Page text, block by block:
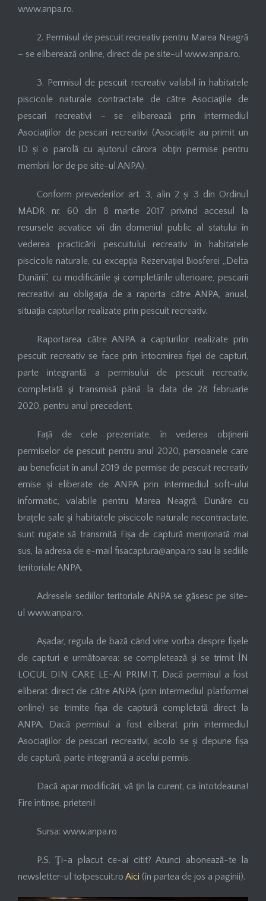
www.anpa.ro.
2. Permisul de pescuit recreativ pentru Marea Neagră
– se eliberează online, direct de pe site-ul www.anpa.ro.
3. Permisul de pescuit recreativ valabil în habitatele
piscicole naturale contractate de către Asociaţiile de
pescari recreativi – se eliberează prin intermediul
Asociaţiilor de pescari recreativi (Asociaţiile au primit un
ID și o parolă cu ajutorul cărora obţin permise pentru
membrii lor de pe site-ul ANPA).
Conform prevederilor art. 3, alin 2 și 3 din Ordinul
MADR nr. 60 din 8 martie 2017 privind accesul la
resursele acvatice vii din domeniul public al statului în
vederea practicării pescuitului recreativ în habitatele
piscicole naturale, cu excepţia Rezervaţiei Biosferei „Delta
Dunării“, cu modificările și completările ulterioare, pescarii
recreativi au obligaţia de a raporta către ANPA, anual,
situaţia capturilor realizate prin pescuit recreativ.
Raportarea către ANPA a capturilor realizate prin
pescuit recreativ se face prin întocmirea fişei de capturi,
parte integrantă a permisului de pescuit recreativ,
completată şi transmisă până la data de 28 februarie
2020, pentru anul precedent.
Față de cele prezentate, în vederea obținerii
permiselor de pescuit pentru anul 2020, persoanele care
au beneficiat în anul 2019 de permise de pescuit recreativ
emise și eliberate de ANPA prin intermediul soft-ului
informatic, valabile pentru Marea Neagră, Dunăre cu
brațele sale și habitatele piscicole naturale necontractate,
sunt rugate să transmită Fișa de captură menționată mai
sus, la adresa de e-mail fisacaptura@anpa.ro sau la sediile
teritoriale ANPA.
Adresele sediilor teritoriale ANPA se găsesc pe site-
ul www.anpa.ro.
Așadar, regula de bază când vine vorba despre fișele
de capturi e următoarea: se completează și se trimit ÎN
LOCUL DIN CARE LE-AI PRIMIT. Dacă permisul a fost
eliberat direct de către ANPA (prin intermediul platformei
online) se trimite fișa de captură completată direct la
ANPA. Dacă permisul a fost eliberat prin intermediul
Asociaţiilor de pescari recreativi, acolo se și depune fișa
de captură, parte integrantă a acelui permis.
Dacă apar modificări, vă ţin la curent, ca întotdeauna!
Fire întinse, prieteni!
Sursa: www.anpa.ro
P.S. Ţi-a placut ce-ai citit? Atunci abonează-te la
newsletter-ul totpescuit.ro Aici (în partea de jos a paginii).